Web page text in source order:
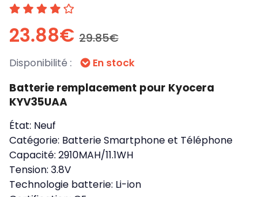
23.88€ 29.85€
Disponibilité : En stock
Batterie remplacement pour Kyocera
KYV35UAA
État: Neuf
Catégorie: Batterie Smartphone et Téléphone
Capacité: 2910MAH/11.1WH
Tension: 3.8V
Technologie batterie: Li-ion